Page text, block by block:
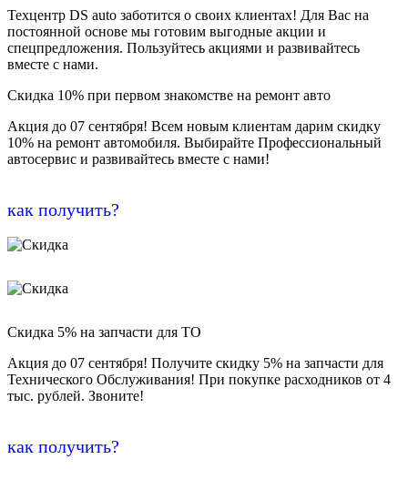
Техцентр DS auto заботится о своих клиентах! Для Вас на
постоянной основе мы готовим выгодные акции и
спецпредложения. Пользуйтесь акциями и развивайтесь
вместе с нами.
Скидка 10% при первом знакомстве на ремонт авто
Акция до 07 сентября! Всем новым клиентам дарим скидку
10% на ремонт автомобиля. Выбирайте Профессиональный
автосервис и развивайтесь вместе с нами!
как получить?
Скидка 5% на запчасти для ТО
Акция до 07 сентября! Получите скидку 5% на запчасти для
Технического Обслуживания! При покупке расходников от 4
тыс. рублей. Звоните!
как получить?